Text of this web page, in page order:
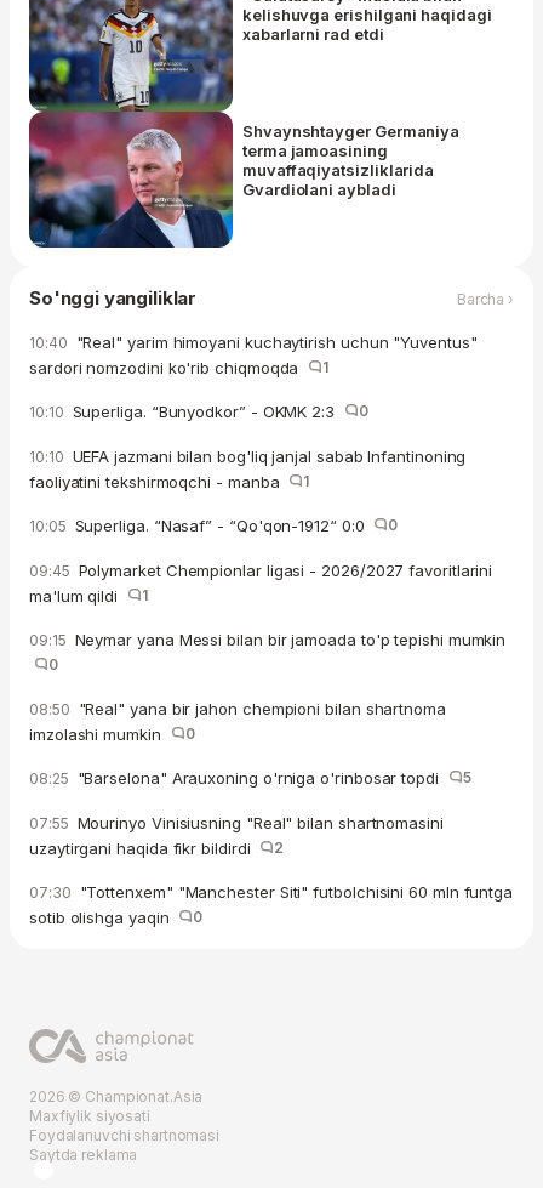
kelishuvga erishilgani haqidagi
xabarlarni rad etdi
Shvaynshtayger Germaniya
terma jamoasining
muvaffaqiyatsizliklarida
Gvardiolani aybladi
So'nggi yangiliklar Barcha ›
10:40 "Real" yarim himoyani kuchaytirish uchun "Yuventus"
sardori nomzodini ko'rib chiqmoqda
1
10:10 Superliga. “Bunyodkor” - OKMK 2:3 0
10:10 UEFA jazmani bilan bog'liq janjal sabab Infantinoning
faoliyatini tekshirmoqchi - manba
1
10:05 Superliga. “Nasaf” - “Qo'qon-1912“ 0:0 0
09:45 Polymarket Chempionlar ligasi - 2026/2027 favoritlarini
ma'lum qildi
1
09:15 Neymar yana Messi bilan bir jamoada to'p tepishi mumkin
0
08:50 "Real" yana bir jahon chempioni bilan shartnoma
imzolashi mumkin
0
08:25 "Barselona" Arauxoning o'rniga o'rinbosar topdi 5
07:55 Mourinyo Vinisiusning "Real" bilan shartnomasini
uzaytirgani haqida fikr bildirdi
2
07:30 "Tottenxem" "Manchester Siti" futbolchisini 60 mln funtga
sotib olishga yaqin
0
2026 © Championat.Asia
Maxfiylik siyosati
Foydalanuvchi shartnomasi
Saytda reklama